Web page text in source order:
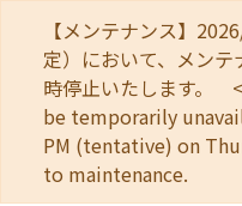
【メンテナンス】
定）において、メン
時停止いたします。
be temporarily
PM (tentative) on
to maintenance.